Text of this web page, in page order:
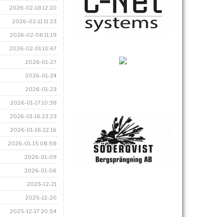
2026-02-18 12:20
2026-02-11 11:23
2026-02-08 11:19
2026-02-01 10:47
2026-01-27
2026-01-24
2026-01-23
2026-01-17 10:38
2026-01-16 23:23
2026-01-16 22:16
2026-01-15 08:58
2026-01-09
2026-01-06
2025-12-21
2025-12-20
2025-12-17 20:54